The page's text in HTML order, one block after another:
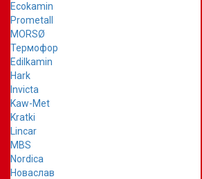
Ecokamin
Prometall
MORSØ
Термофор
Edilkamin
Hark
Invicta
Kaw-Met
Kratki
Lincar
MBS
Nordica
Новаслав